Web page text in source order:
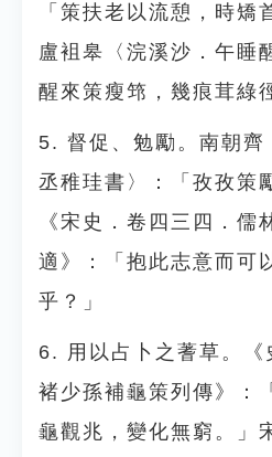
「策扶老以流憩，時矯
盧袓皋〈浣溪沙．午睡
醒來策瘦筇，幾痕茸綠
5. 督促、勉勵。南朝齊
丞稚珪書〉：「孜孜策
《宋史．卷四三四．儒
適》：「抱此志意而可
乎？」
6. 用以占卜之蓍草。《
褚少孫補龜策列傳》：
龜觀兆，變化無窮。」